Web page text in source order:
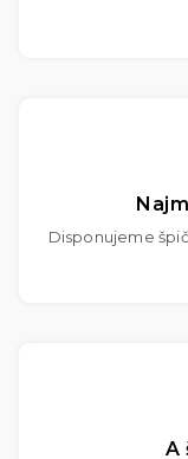
Disponujeme
A